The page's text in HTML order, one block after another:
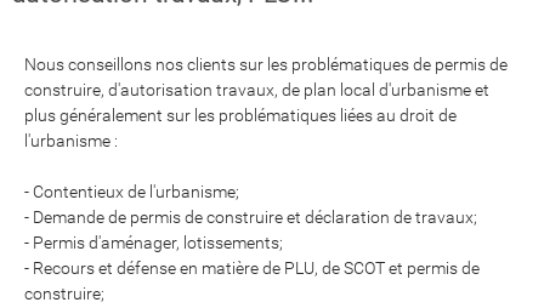
Nous conseillons nos clients sur les problématiques de permis de
construire, d'autorisation travaux, de plan local d'urbanisme et
plus généralement sur les problématiques liées au droit de
l'urbanisme :
- Contentieux de l'urbanisme;
- Demande de permis de construire et déclaration de travaux;
- Permis d'aménager, lotissements;
- Recours et défense en matière de PLU, de SCOT et permis de
construire;